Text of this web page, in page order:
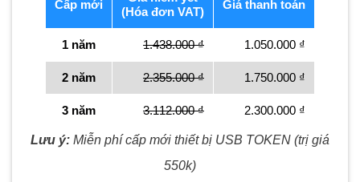
Cấp mới
(Hóa đơn VAT)
Giá thanh toán
1 năm 1.438.000 ₫ 1.050.000 ₫
2 năm 2.355.000 ₫ 1.750.000 ₫
3 năm 3.112.000 ₫ 2.300.000 ₫
Lưu ý: Miễn phí cấp mới thiết bị USB TOKEN (trị giá
550k)